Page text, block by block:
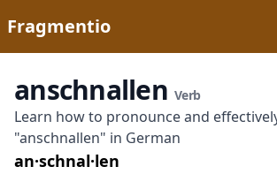
Fragmentio
anschnallen Verb
Learn how to pronounce and
"anschnallen" in German
an·schnal·len